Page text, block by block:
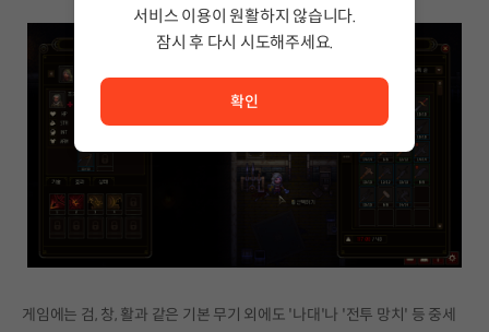
게임에는 검, 창, 활과 같은 기본 무기 외에도 '나대'나 '전투 망치' 등 중세
서비스 이용이 원활하지 않습니다.
잠시 후 다시 시도해주세요.
서비스 이용이 원활하지 않습니다. <br/> 잠시 후 다시 시도
확인